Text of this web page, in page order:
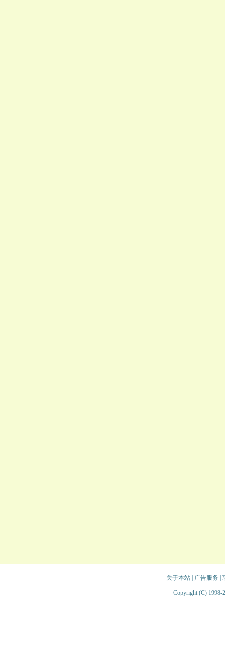
关于本站| 广告服务
Copyright (C) 1998-